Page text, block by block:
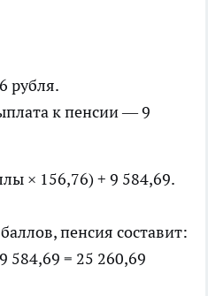
рубля.
к пенсии — 9
× 156,76) + 9 584,69.
пенсия составит:
584,69 = 25 260,69